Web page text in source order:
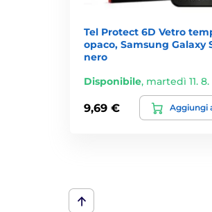
Tel Protect 6D Vetro
opaco, Samsung Galaxy
nero
Disponibile, martedì 11.
9,69 € Aggiungi